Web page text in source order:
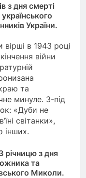
з дня смерті
України.
в 1943 році
війни
та
минуле. З-під
«Дуби не
світанки»,
інших.
річницю з дня
та
Миколи.